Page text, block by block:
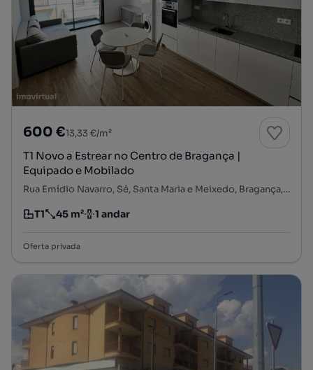
600 €13,33 €/m²
T1 Novo a Estrear no Centro de Bragança |
Equipado e Mobilado
Rua Emídio Navarro, Sé, Santa Maria e Meixedo, Bragança, Bragança
Tipologia
T1
Preço por metro quadrado
45 m²
Andar 1 andar
Oferta privada